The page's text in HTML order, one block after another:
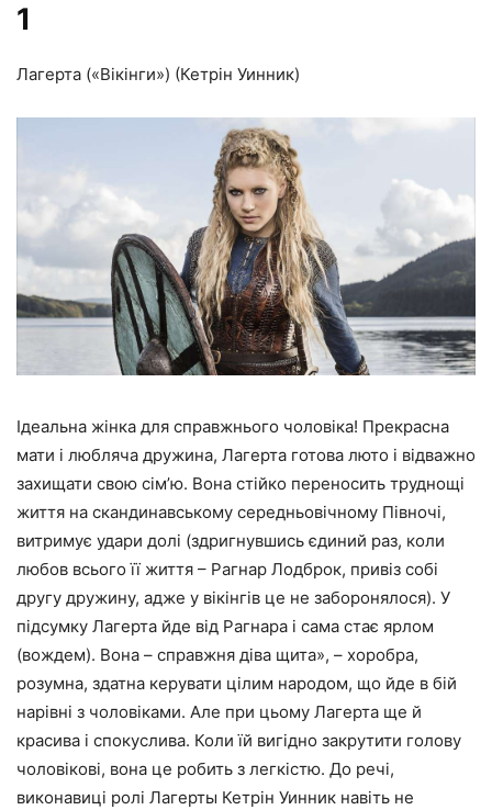
1
Лагерта («Вікінги») (Кетрін Уинник)
Ідеальна жінка для справжнього чоловіка! Прекрасна
мати і любляча дружина, Лагерта готова люто і відважно
захищати свою сім’ю. Вона стійко переносить труднощі
життя на скандинавському середньовічному Півночі,
витримує удари долі (здригнувшись єдиний раз, коли
любов всього її життя – Рагнар Лодброк, привіз собі
другу дружину, адже у вікінгів це не заборонялося). У
підсумку Лагерта йде від Рагнара і сама стає ярлом
(вождем). Вона – справжня діва щита», – хоробра,
розумна, здатна керувати цілим народом, що йде в бій
нарівні з чоловіками. Але при цьому Лагерта ще й
красива і спокуслива. Коли їй вигідно закрутити голову
чоловікові, вона це робить з легкістю. До речі,
виконавиці ролі Лагерты Кетрін Уинник навіть не